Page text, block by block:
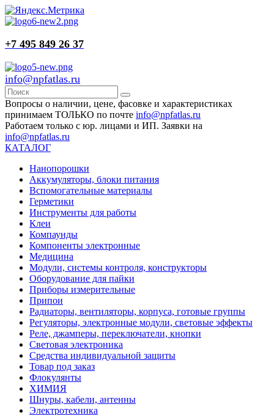
+7 495 849 26 37
info@npfatlas.ru
Вопросы о наличии, цене, фасовке и характеристиках
принимаем ТОЛЬКО по почте info@npfatlas.ru
Работаем только с юр. лицами и ИП. Заявки на
info@npfatlas.ru
КАТАЛОГ
Нанопорошки
Аккумуляторы, блоки питания
Вспомогательные материалы
Герметики
Инструменты для работы
Клеи
Компаунды
Компоненты электронные
Медицина
Модули, системы контроля, конструкторы
Оборудование для пайки
Приборы измерительные
Припои
Радиаторы, вентиляторы, корпуса, готовые группы
Регуляторы, электронные модули, световые эффекты
Реле, джамперы, переключатели, кнопки
Световая электроника
Средства индивидуальной защиты
Товар под заказ
Флокулянты
ХИМИЯ
Шнуры, кабели, антенны
Электротехника